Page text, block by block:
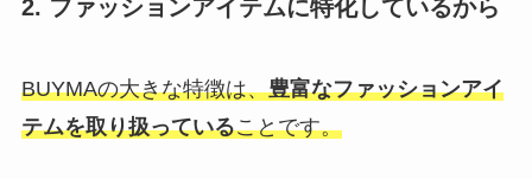
2. ファッションアイテムに特化しているから
BUYMAの大きな特徴は、豊富なファッションアイ
テムを取り扱っていることです。